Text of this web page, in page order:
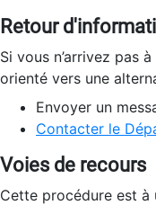
Retour
Si vous n’arrivez pas
orienté vers une
Envoyer un
Contacter le
Voies de recours
Cette procédure est à